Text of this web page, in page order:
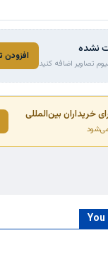
نشده
تصاویر اضافه کنید
افزودن
خریداران بین‌المللی
Trade Source